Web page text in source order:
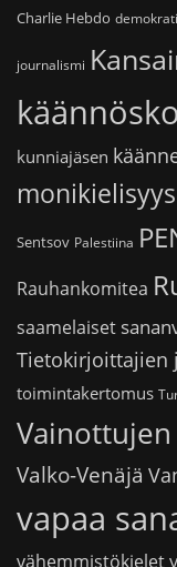
Charlie Hebdo
journalismi
kunniajäsen
monikielisyys
Sentsov Palestiina
Rauhankomitea
saamelaiset
Tietokirjoittajien
toimintakertomus
Valko-Venäjä
vapaa
vähemmistökielet